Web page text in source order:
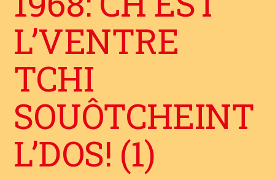
L’VENTRE
TCHI
SOUÔTCHEINT
L’DOS! (1)